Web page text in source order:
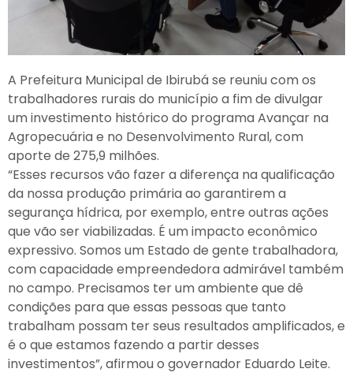
A Prefeitura Municipal de Ibirubá se reuniu com os
trabalhadores rurais do município a fim de divulgar
um investimento histórico do programa Avançar na
Agropecuária e no Desenvolvimento Rural, com
aporte de 275,9 milhões.
“Esses recursos vão fazer a diferença na qualificação
da nossa produção primária ao garantirem a
segurança hídrica, por exemplo, entre outras ações
que vão ser viabilizadas. É um impacto econômico
expressivo. Somos um Estado de gente trabalhadora,
com capacidade empreendedora admirável também
no campo. Precisamos ter um ambiente que dê
condições para que essas pessoas que tanto
trabalham possam ter seus resultados amplificados, e
é o que estamos fazendo a partir desses
investimentos”, afirmou o governador Eduardo Leite.